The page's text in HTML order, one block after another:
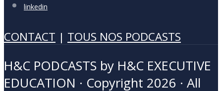
linkedin
CONTACT | TOUS NOS PODCASTS
H&C PODCASTS by H&C EXECUTIVE
EDUCATION · Copyright 2026 · All